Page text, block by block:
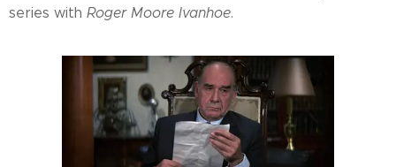
series with Roger Moore Ivanhoe.